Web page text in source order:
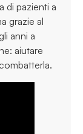
di pazienti a
grazie al
anni a
aiutare